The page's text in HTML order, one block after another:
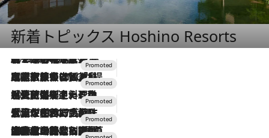
新着トピックス Hoshino Resorts
2026.8.7
【トンボの足水浴】ヒノキの香りに包まれて涼感マックス！約13℃の湧水かけ流しを避暑地「星野温泉 トンボの湯」で体験
2026.7.31
【ホテル帰省】という選択肢をOMOが提案。家族とほどよい距離を保つには「昼は実家、夜は気兼ねなくホテルで！」
2026.7.24
【夏限定ディナーコース】旬を迎える稚鮎や花ズッキーニなどをイタリア・トスカーナの郷土料理の手法で満喫！
2026.7.17
「土佐和ハーブかき氷」がOMO7高知に登場！生姜、山椒、大葉など目にも舌にも涼を呼ぶ郷土の味
2026.7.10
NEW OPEN！【界 草津】名湯の地に誕生。趣の異なる2種の温泉と上州ならではの会席・蕎麦割烹など美食を味わう究極の癒やし旅